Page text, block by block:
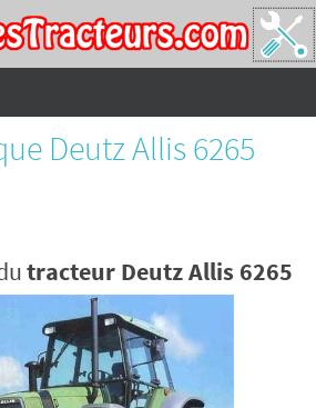
Deutz Allis 6265
tracteur Deutz Allis 6265